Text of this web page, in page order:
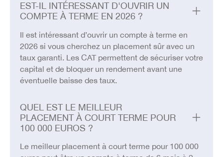
EST-IL INTÉRESSANT D'OUVRIR UN
COMPTE À TERME EN 2026 ?
Il est intéressant d’ouvrir un compte à terme en
2026 si vous cherchez un placement sûr avec un
taux garanti. Les CAT permettent de sécuriser votre
capital et de bloquer un rendement avant une
éventuelle baisse des taux.
QUEL EST LE MEILLEUR
PLACEMENT À COURT TERME POUR
100 000 EUROS ?
Le meilleur placement à court terme pour 100 000